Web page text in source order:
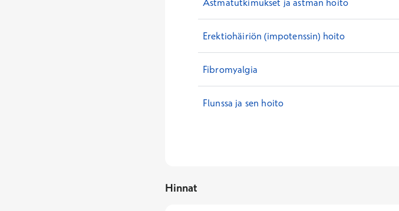
Astmatutkimukset ja astman hoito
Erektiohäiriön (impotenssin) hoito
Fibromyalgia
Flunssa ja sen hoito
Hinnat